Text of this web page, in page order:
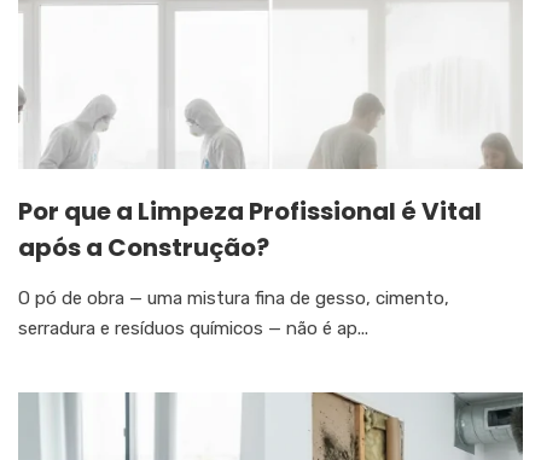
Por que a Limpeza Profissional é Vital
após a Construção?
O pó de obra — uma mistura fina de gesso, cimento,
serradura e resíduos químicos — não é ap...